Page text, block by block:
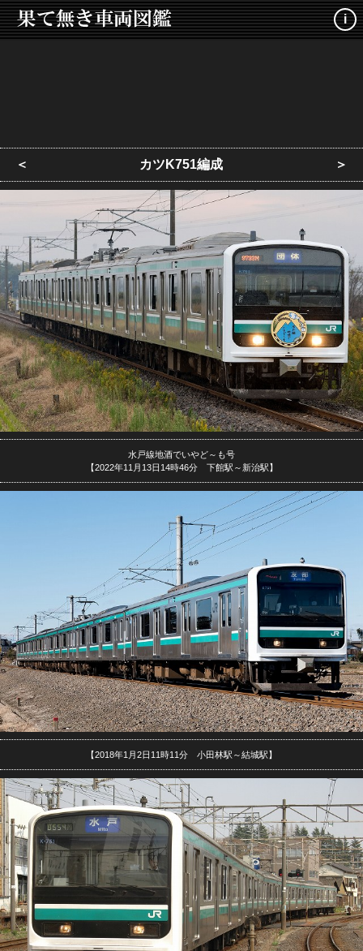
i
＜ カツK751編成 ＞
水戸線地酒でいやど～も号
【2022年11月13日14時46分 下館駅～新治駅】
【2018年1月2日11時11分 小田林駅～結城駅】